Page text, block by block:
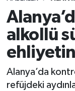
alkollü
Alanya’da
refüjdeki
Resmi
Alanyaspor
Turizm
Süper Lig
Tüm
Son Dakika